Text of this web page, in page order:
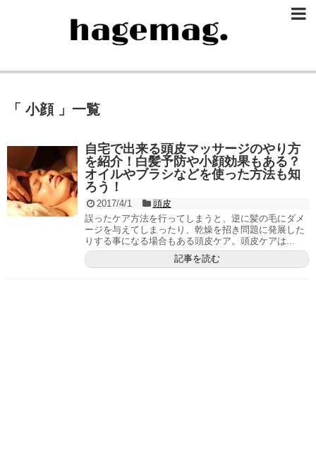
「 小顔 」一覧
自宅で出来る頭皮マッサージのやり方
を紹介！白髪予防や小顔効果もある？
オイルやブラシなどを使った方法も知
ろう！
2017/4/1
頭皮
誤ったケア方法を行ってしまうと、逆に髪の毛にダメ
ージを与えてしまったり、乾燥を招き問題に発展した
りする事になる場合もある頭皮ケア。頭皮ケアは...
記事を読む